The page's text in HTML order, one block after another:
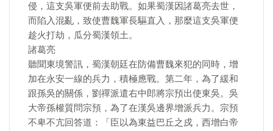
侵，這支吳軍便前去助戰。如果蜀漢因諸葛亮去世，
而陷入混亂，致使曹魏軍長驅直入，那麼這支吳軍便
趁火打劫，瓜分蜀漢領土。
諸葛亮
聽聞東境警訊，蜀漢朝廷在防備曹魏來犯的同時，增
加在永安一線的兵力，積極應戰。第二年，為了緩和
跟孫吳的關係，劉禪派遣右中郎將宗預出使東吳。吳
大帝孫權質問宗預，為了在漢吳邊界增派兵力。宗預
不卑不亢回答道：「臣以為東益巴丘之戍，西增白帝